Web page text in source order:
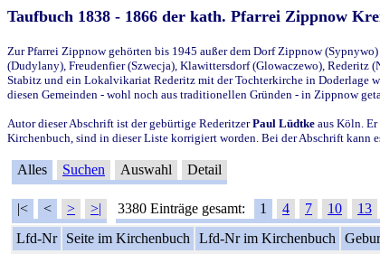
Taufbuch 1838 - 1866 der kath. Pfarrei Zippnow
Zur Pfarrei Zippnow gehörten bis 1945 außer dem Dorf Zippnow
(Dudylany), Freudenfier (Szwecja), Klawittersdorf (Glowaczewo), Rederitz
Stabitz und ein Lokalvikariat Rederitz mit der Tochterkirche in Doderlage
diesen Gemeinden - wohl noch aus traditionellen Gründen - in Zippnow
Autor dieser Abschrift ist der gebürtige RederitzerPaul Lüdtke aus Köln.
Kirchenbuch, sind in dieser Liste korrigiert worden. Bei der Abschrift kann
Alles Suchen Auswahl Detail
|< < > >| 3380 Einträge gesamt: 1 4 7 10 13
Lfd-Nr
Seite im Kirchenbuch Lfd-Nr im Kirchenbuch